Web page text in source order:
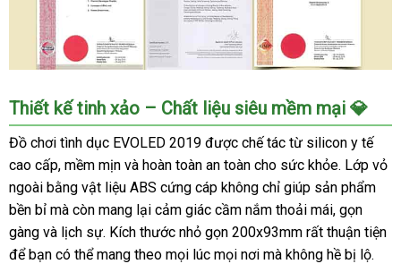
Thiết kế tinh xảo – Chất liệu siêu mềm mại 💎
Đồ chơi tình dục EVOLED 2019 được chế tác từ silicon y tế
cao cấp, mềm mịn và hoàn toàn an toàn cho sức khỏe. Lớp vỏ
ngoài bằng vật liệu ABS cứng cáp không chỉ giúp sản phẩm
bền bỉ mà còn mang lại cảm giác cầm nắm thoải mái, gọn
gàng và lịch sự. Kích thước nhỏ gọn 200x93mm rất thuận tiện
để bạn có thể mang theo mọi lúc mọi nơi mà không hề bị lộ.